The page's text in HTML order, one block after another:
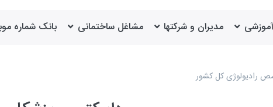
مدیران و شرکتها مشاغل ساختمانی بانک شماره
رادیولوژی کل کشور